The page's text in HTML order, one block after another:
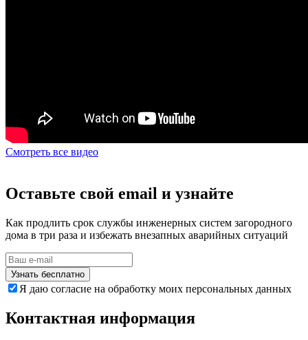
Смотреть все видео
Оставьте свой email и узнайте
Как продлить срок службы инженерных систем загородного
дома в три раза и избежать внезапных аварийных ситуаций
Узнать бесплатно
Я даю согласие на обработку моих персональных данных
Контактная информация